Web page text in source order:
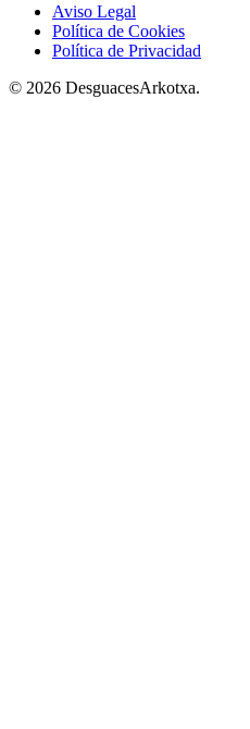
Aviso Legal
Política de Cookies
Política de Privacidad
© 2026 DesguacesArkotxa.